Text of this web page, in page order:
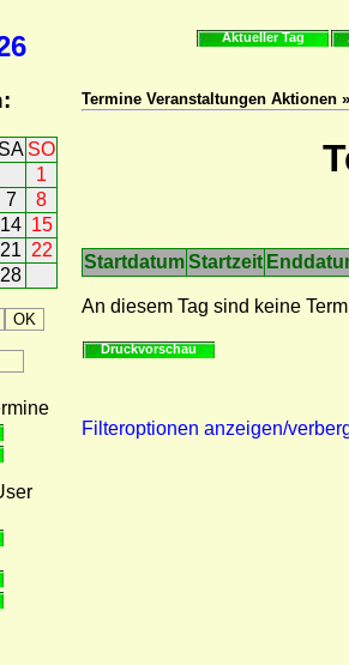
SA SO
1
7
8
14 15
21 22
28
Aktueller Tag
Termine Veranstaltungen Aktionen
StartdatumStartzeit
An diesem Tag sind keine
Druckvorschau
Filteroptionen anzeigen/